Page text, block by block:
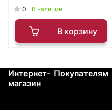
0 В наличии
В корзину
Интернет-
магазин
Покупателям